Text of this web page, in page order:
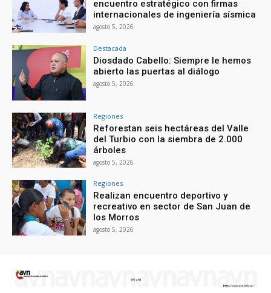
encuentro estratégico con firmas
internacionales de ingeniería sísmica
agosto 5, 2026
Destacada
Diosdado Cabello: Siempre le hemos
abierto las puertas al diálogo
agosto 5, 2026
Regiones
Reforestan seis hectáreas del Valle
del Turbio con la siembra de 2.000
árboles
agosto 5, 2026
Regiones
Realizan encuentro deportivo y
recreativo en sector de San Juan de
los Morros
agosto 5, 2026